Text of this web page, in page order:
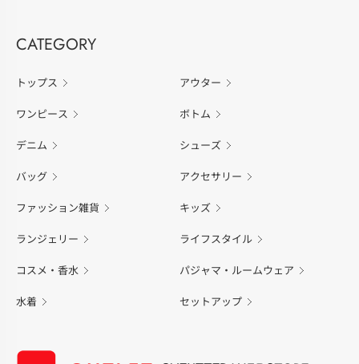
CATEGORY
トップス アウター
ワンピース ボトム
デニム シューズ
バッグ アクセサリー
ファッション雑貨 キッズ
ランジェリー ライフスタイル
コスメ・香水 パジャマ・ルームウェア
水着 セットアップ